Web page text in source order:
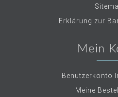
Erklärung zur
Mein
Benutzerkonto
Meine